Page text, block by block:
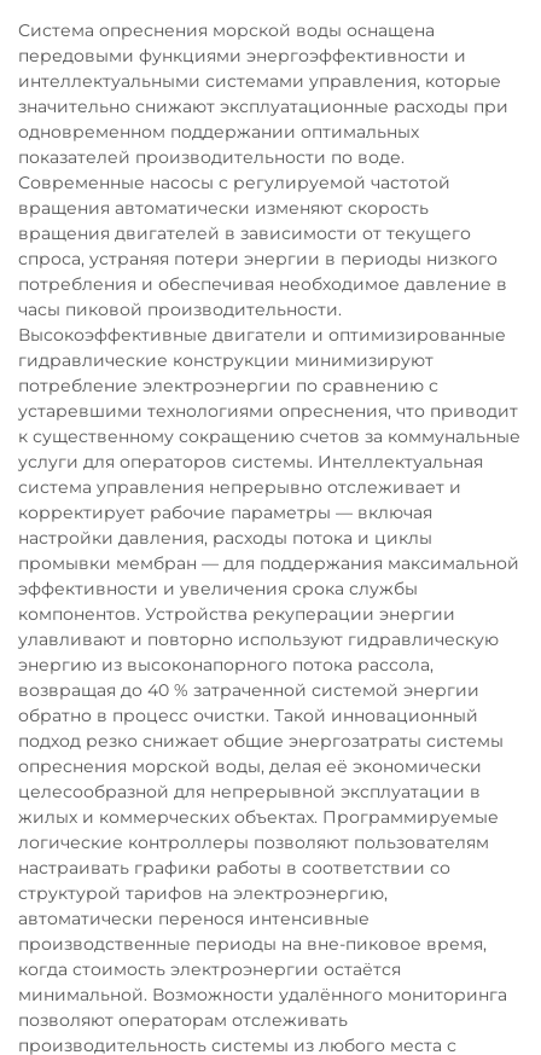
Система опреснения морской воды оснащена
передовыми функциями энергоэффективности и
интеллектуальными системами управления, которые
значительно снижают эксплуатационные расходы при
одновременном поддержании оптимальных
показателей производительности по воде.
Современные насосы с регулируемой частотой
вращения автоматически изменяют скорость
вращения двигателей в зависимости от текущего
спроса, устраняя потери энергии в периоды низкого
потребления и обеспечивая необходимое давление в
часы пиковой производительности.
Высокоэффективные двигатели и оптимизированные
гидравлические конструкции минимизируют
потребление электроэнергии по сравнению с
устаревшими технологиями опреснения, что приводит
к существенному сокращению счетов за коммунальные
услуги для операторов системы. Интеллектуальная
система управления непрерывно отслеживает и
корректирует рабочие параметры — включая
настройки давления, расходы потока и циклы
промывки мембран — для поддержания максимальной
эффективности и увеличения срока службы
компонентов. Устройства рекуперации энергии
улавливают и повторно используют гидравлическую
энергию из высоконапорного потока рассола,
возвращая до 40 % затраченной системой энергии
обратно в процесс очистки. Такой инновационный
подход резко снижает общие энергозатраты системы
опреснения морской воды, делая её экономически
целесообразной для непрерывной эксплуатации в
жилых и коммерческих объектах. Программируемые
логические контроллеры позволяют пользователям
настраивать графики работы в соответствии со
структурой тарифов на электроэнергию,
автоматически перенося интенсивные
производственные периоды на вне-пиковое время,
когда стоимость электроэнергии остаётся
минимальной. Возможности удалённого мониторинга
позволяют операторам отслеживать
производительность системы из любого места с